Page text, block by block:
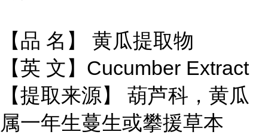
【品 名】 黄瓜提取物
【英 文】Cucumber Extract
【提取来源】 葫芦科，黄瓜
属一年生蔓生或攀援草本